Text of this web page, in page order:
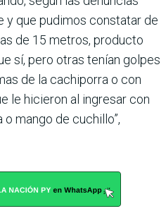
y que pudimos constatar de
de 15 metros, producto
sí, pero otras tenían golpes
de la cachiporra o con
le hicieron al ingresar con
mango de cuchillo”,